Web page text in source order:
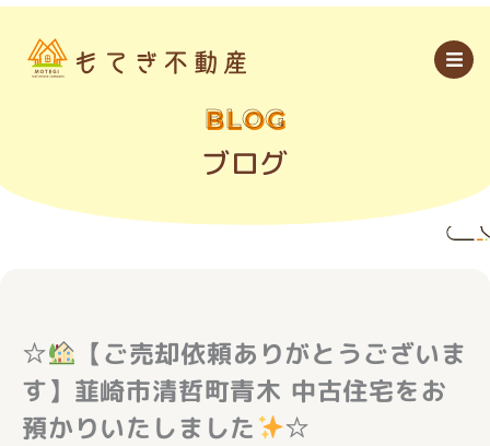
内
BLOG
ブログ
☆
【ご売却依頼ありがとうございま
す】韮崎市清哲町青木 中古住宅をお
預かりいたしました
☆